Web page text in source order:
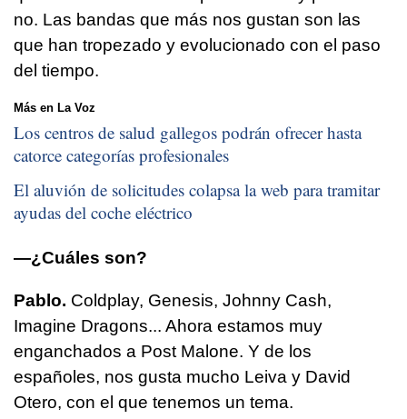
no. Las bandas que más nos gustan son las
que han tropezado y evolucionado con el paso
del tiempo.
Más en La Voz
Los centros de salud gallegos podrán ofrecer hasta
catorce categorías profesionales
El aluvión de solicitudes colapsa la web para tramitar
ayudas del coche eléctrico
—¿Cuáles son?
Pablo. Coldplay, Genesis, Johnny Cash,
Imagine Dragons... Ahora estamos muy
enganchados a Post Malone. Y de los
españoles, nos gusta mucho Leiva y David
Otero, con el que tenemos un tema.